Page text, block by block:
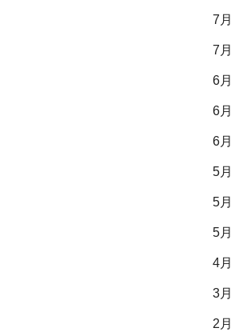
7月
7月
6月
6月
6月
5月
5月
5月
4月
3月
2月